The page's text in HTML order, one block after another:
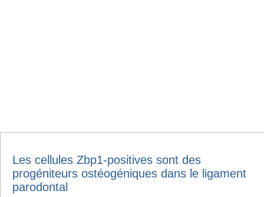
Les cellules Zbp1-positives sont des
progéniteurs ostéogéniques dans le ligament
parodontal